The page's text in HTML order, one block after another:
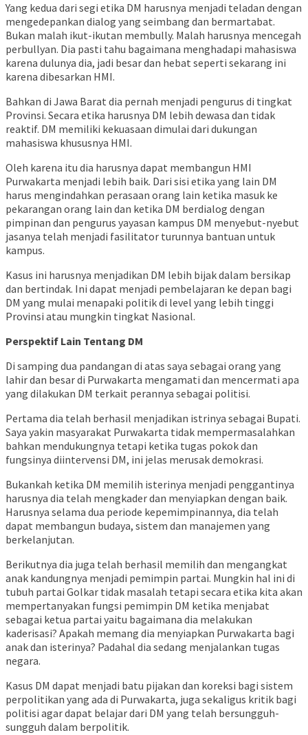
Yang kedua dari segi etika DM harusnya menjadi teladan dengan
mengedepankan dialog yang seimbang dan bermartabat.
Bukan malah ikut-ikutan membully. Malah harusnya mencegah
perbullyan. Dia pasti tahu bagaimana menghadapi mahasiswa
karena dulunya dia, jadi besar dan hebat seperti sekarang ini
karena dibesarkan HMI.
Bahkan di Jawa Barat dia pernah menjadi pengurus di tingkat
Provinsi. Secara etika harusnya DM lebih dewasa dan tidak
reaktif. DM memiliki kekuasaan dimulai dari dukungan
mahasiswa khususnya HMI.
Oleh karena itu dia harusnya dapat membangun HMI
Purwakarta menjadi lebih baik. Dari sisi etika yang lain DM
harus mengindahkan perasaan orang lain ketika masuk ke
pekarangan orang lain dan ketika DM berdialog dengan
pimpinan dan pengurus yayasan kampus DM menyebut-nyebut
jasanya telah menjadi fasilitator turunnya bantuan untuk
kampus.
Kasus ini harusnya menjadikan DM lebih bijak dalam bersikap
dan bertindak. Ini dapat menjadi pembelajaran ke depan bagi
DM yang mulai menapaki politik di level yang lebih tinggi
Provinsi atau mungkin tingkat Nasional.
Perspektif Lain Tentang DM
Di samping dua pandangan di atas saya sebagai orang yang
lahir dan besar di Purwakarta mengamati dan mencermati apa
yang dilakukan DM terkait perannya sebagai politisi.
Pertama dia telah berhasil menjadikan istrinya sebagai Bupati.
Saya yakin masyarakat Purwakarta tidak mempermasalahkan
bahkan mendukungnya tetapi ketika tugas pokok dan
fungsinya diintervensi DM, ini jelas merusak demokrasi.
Bukankah ketika DM memilih isterinya menjadi penggantinya
harusnya dia telah mengkader dan menyiapkan dengan baik.
Harusnya selama dua periode kepemimpinannya, dia telah
dapat membangun budaya, sistem dan manajemen yang
berkelanjutan.
Berikutnya dia juga telah berhasil memilih dan mengangkat
anak kandungnya menjadi pemimpin partai. Mungkin hal ini di
tubuh partai Golkar tidak masalah tetapi secara etika kita akan
mempertanyakan fungsi pemimpin DM ketika menjabat
sebagai ketua partai yaitu bagaimana dia melakukan
kaderisasi? Apakah memang dia menyiapkan Purwakarta bagi
anak dan isterinya? Padahal dia sedang menjalankan tugas
negara.
Kasus DM dapat menjadi batu pijakan dan koreksi bagi sistem
perpolitikan yang ada di Purwakarta, juga sekaligus kritik bagi
politisi agar dapat belajar dari DM yang telah bersungguh-
sungguh dalam berpolitik.